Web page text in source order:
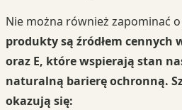
Nie można również zapominać o
produkty są źródłem
oraz E, które wspierają stan
naturalną barierę ochronną.
okazują się: